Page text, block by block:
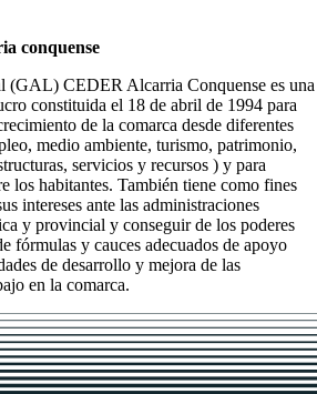
conquense
(GAL) CEDER Alcarria Conquense es una
constituida el 18 de abril de 1994 para
de la comarca desde diferentes
medio ambiente, turismo, patrimonio,
servicios y recursos ) y para
los habitantes. También tiene como fines
intereses ante las administraciones
y provincial y conseguir de los poderes
fórmulas y cauces adecuados de apoyo
de desarrollo y mejora de las
en la comarca.